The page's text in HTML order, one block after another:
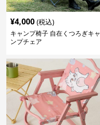
¥4,000 (税込)
キャンプ椅子 自在くつろぎキャ
ンプチェア